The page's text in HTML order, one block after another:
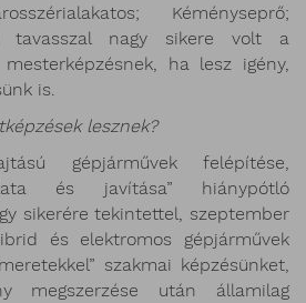
Kéményseprő;
tavasszal nagy sikere volt a
ha lesz igény,
is.
lesznek?
gépjárművek felépítése,
és javítása” hiánypótló
sikerére tekintettel, szeptember
és elektromos gépjárművek
szakmai képzésünket,
megszerzése után államilag